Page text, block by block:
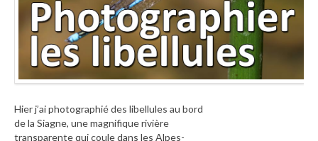
Hier j’ai photographié des libellules au bord
de la Siagne, une magnifique rivière
transparente qui coule dans les Alpes-